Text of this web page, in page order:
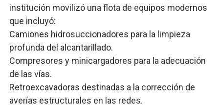
institución movilizó una flota de equipos modernos
que incluyó:
​Camiones hidrosuccionadores para la limpieza
profunda del alcantarillado.
​Compresores y minicargadores para la adecuación
de las vías.
​Retroexcavadoras destinadas a la corrección de
averías estructurales en las redes.